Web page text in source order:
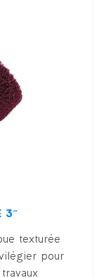
3″
texturée
pour